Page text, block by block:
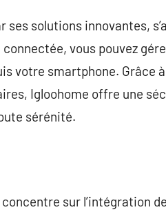
ses solutions innovantes,
vous pouvez
votre smartphone. Grâce
Igloohome offre une
sérénité.
sur l’intégration